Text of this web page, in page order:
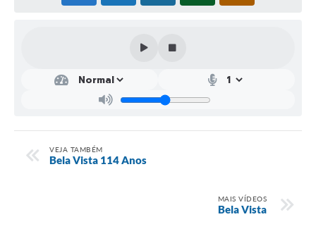
VEJA TAMBÉM
Bela Vista 114 Anos
MAIS VÍDEOS
Bela Vista